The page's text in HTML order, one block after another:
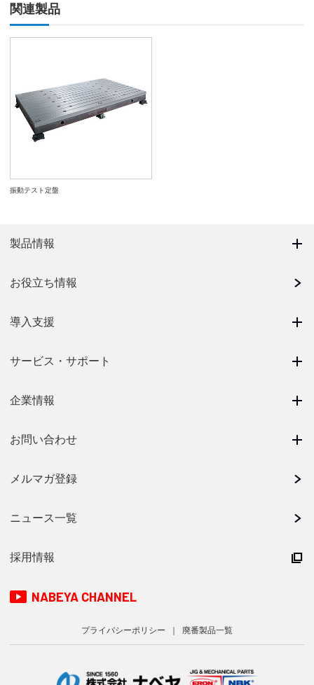
関連製品
振動テスト定盤
製品情報
お役立ち情報
導入支援
サービス・サポート
企業情報
お問い合わせ
メルマガ登録
ニュース一覧
採用情報
NABEYA CHANNEL
プライバシーポリシー 廃番製品一覧